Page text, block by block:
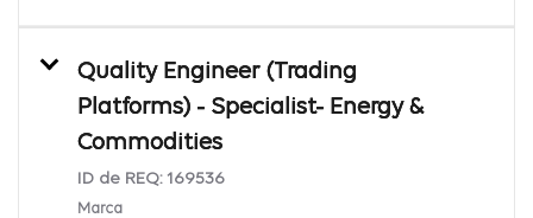
Quality Engineer (Trading
Platforms) - Specialist- Energy &
Commodities
ID de REQ: 169536
Marca